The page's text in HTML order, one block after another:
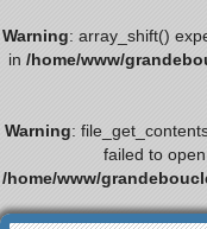
Warning: array_shift()
in /home/www/
Warning:
failed to
/home/www/